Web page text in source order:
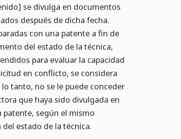
se divulga en documentos
después de dicha fecha.
con una patente a fin de
del estado de la técnica,
para evaluar la capacidad
en conflicto, se considera
tanto, no se le puede conceder
que haya sido divulgada en
según el mismo
estado de la técnica.